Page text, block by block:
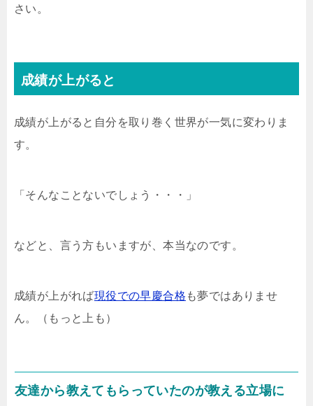
さい。
成績が上がると
成績が上がると自分を取り巻く世界が一気に変わりま
す。
「そんなことないでしょう・・・」
などと、言う方もいますが、本当なのです。
成績が上がれば現役での早慶合格 も夢ではありませ
ん。（もっと上も）
友達から教えてもらっていたのが教える立場に